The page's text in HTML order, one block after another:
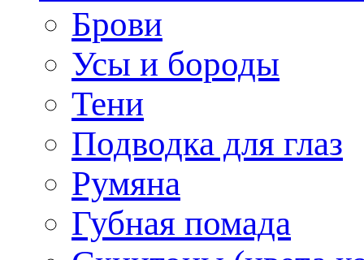
Брови
Усы и бороды
Тени
Подводка для глаз
Румяна
Губная помада